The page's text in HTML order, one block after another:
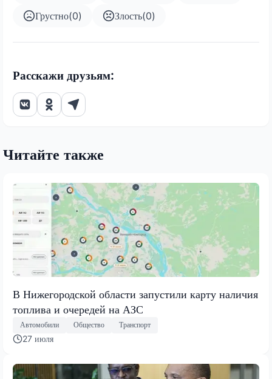
Грустно(0) Злость(0)
Расскажи друзьям:
Читайте также
В Нижегородской области запустили карту наличия
топлива и очередей на АЗС
Автомобили Общество Транспорт
27 июля